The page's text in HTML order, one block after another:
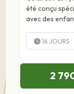
été conçu
avec des
16 JOURS
2